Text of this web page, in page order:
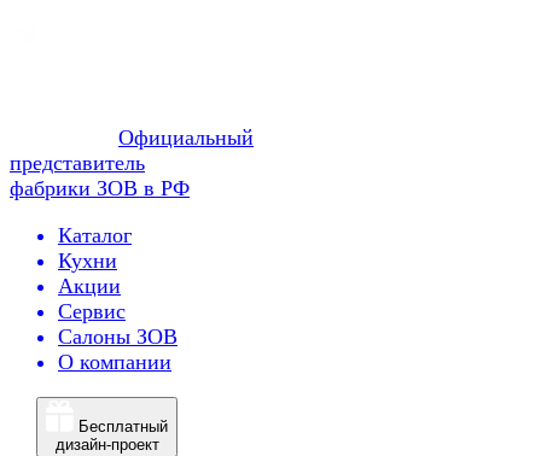
Официальный
представитель
фабрики ЗОВ в РФ
Каталог
Кухни
Акции
Сервис
Салоны ЗОВ
О компании
Бесплатный
дизайн-проект